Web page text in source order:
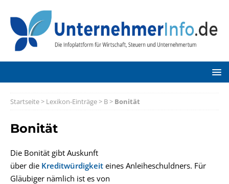
Startseite> Lexikon-Einträge> B> Bonität
Bonität
Die Bonität gibt Auskunft
über die Kreditwürdigkeit eines Anleiheschuldners. Für
Gläubiger nämlich ist es von